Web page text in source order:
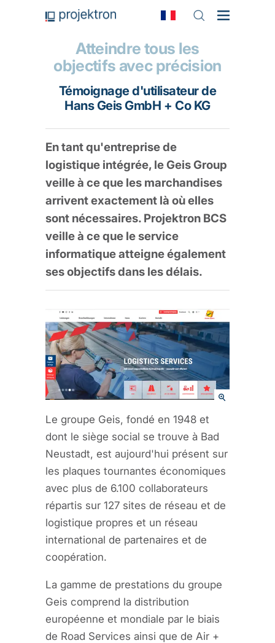
Atteindre tous les
objectifs avec précision
Témoignage d'utilisateur de
Hans Geis GmbH + Co KG
En tant qu'entreprise de
logistique intégrée, le Geis Group
veille à ce que les marchandises
arrivent exactement là où elles
sont nécessaires. Projektron BCS
veille à ce que le service
informatique atteigne également
ses objectifs dans les délais.
Le groupe Geis, fondé en 1948 et
dont le siège social se trouve à Bad
Neustadt, est aujourd'hui présent sur
les plaques tournantes économiques
avec plus de 6.100 collaborateurs
répartis sur 127 sites de réseau et de
logistique propres et un réseau
international de partenaires et de
coopération.
La gamme de prestations du groupe
Geis comprend la distribution
européenne et mondiale par le biais
de Road Services ainsi que de Air +